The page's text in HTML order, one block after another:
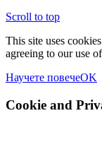
Scroll to top
This site uses
agreeing to our use
Научете повечеOK
Cookie and